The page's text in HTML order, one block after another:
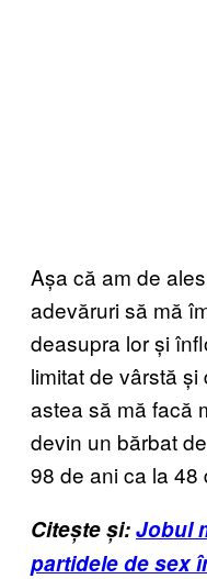
Așa că am de
adevăruri să mă
deasupra lor și
limitat de vârstă
astea să mă facă
devin un bărbat
98 de ani ca la 48
Citește și:Jobul
partidele de sex